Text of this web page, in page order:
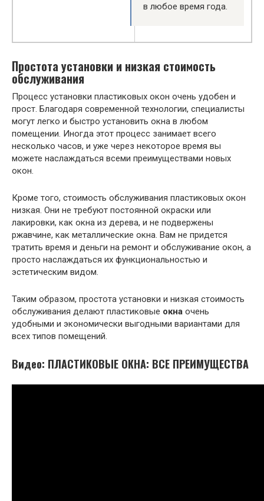
в любое время года.
Простота установки и низкая стоимость
обслуживания
Процесс установки пластиковых окон очень удобен и
прост. Благодаря современной технологии, специалисты
могут легко и быстро установить окна в любом
помещении. Иногда этот процесс занимает всего
несколько часов, и уже через некоторое время вы
можете наслаждаться всеми преимуществами новых
окон.
Кроме того, стоимость обслуживания пластиковых окон
низкая. Они не требуют постоянной окраски или
лакировки, как окна из дерева, и не подвержены
ржавчине, как металлические окна. Вам не придется
тратить время и деньги на ремонт и обслуживание окон, а
просто наслаждаться их функциональностью и
эстетическим видом.
Таким образом, простота установки и низкая стоимость
обслуживания делают пластиковые окна очень
удобными и экономически выгодными вариантами для
всех типов помещений.
Видео: ПЛАСТИКОВЫЕ ОКНА: ВСЕ ПРЕИМУЩЕСТВА